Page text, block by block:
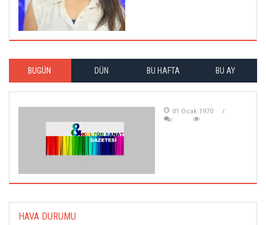
BUGÜN DÜN BU HAFTA BU AY
01 Ocak 1970
HAVA DURUMU